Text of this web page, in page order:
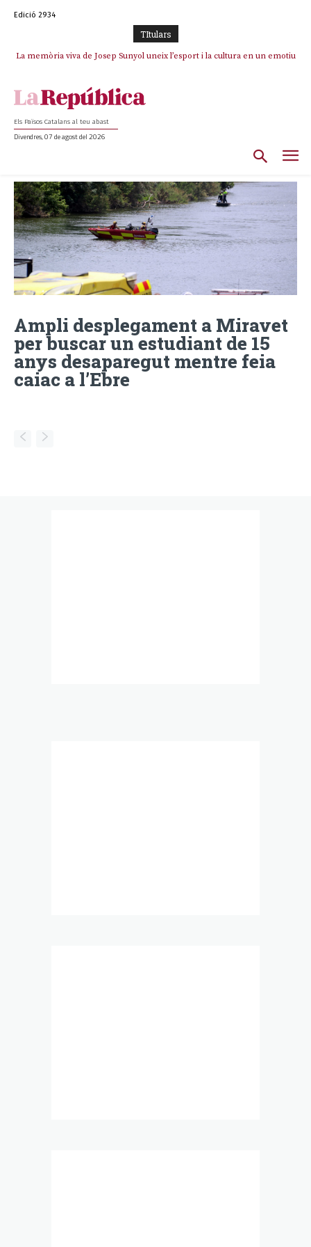
Edició 2934
TItulars
La memòria viva de Josep Sunyol uneix l’esport i la cultura en un emotiu
Els Països Catalans al teu abast
Divendres, 07 de agost del 2026
Ampli desplegament a Miravet
per buscar un estudiant de 15
anys desaparegut mentre feia
caiac a l’Ebre